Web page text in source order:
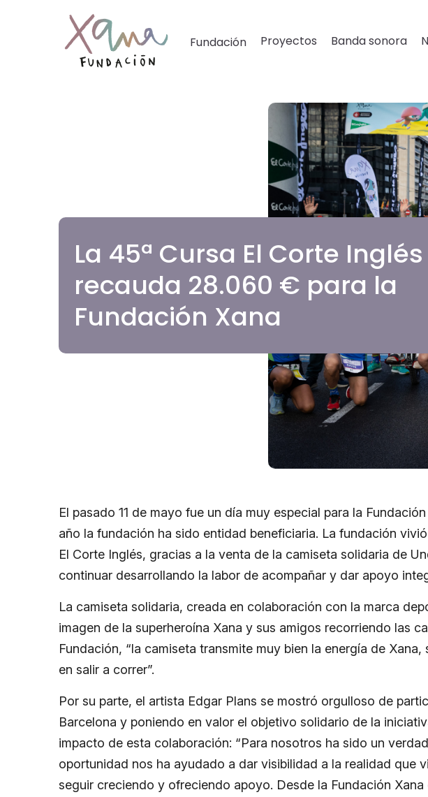
Fundación Proyectos Banda sonora
La 45ª Cursa El Corte Inglés
recauda 28.060 € para la
Fundación Xana
El pasado 11 de mayo fue un día muy especial para la
año la fundación ha sido entidad beneficiaria. La fundación
El Corte Inglés, gracias a la venta de la camiseta solidaria de
continuar desarrollando la labor de acompañar y dar apoyo
La camiseta solidaria, creada en colaboración con la marca
imagen de la superheroína Xana y sus amigos recorriendo las
Fundación, “la camiseta transmite muy bien la energía de
en salir a correr”.
Por su parte, el artista Edgar Plans se mostró orgulloso de
Barcelona y poniendo en valor el objetivo solidario de la
impacto de esta colaboración: “Para nosotros ha sido un
oportunidad nos ha ayudado a dar visibilidad a la realidad que
seguir creciendo y ofreciendo apoyo. Desde la Fundación